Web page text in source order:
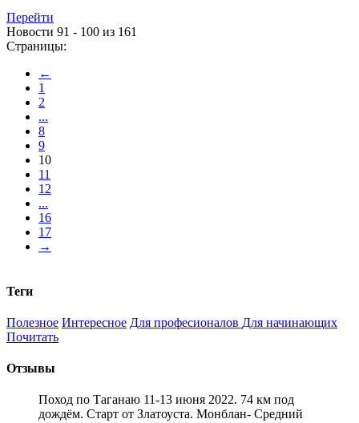
Перейти
Новости 91 - 100 из 161
Страницы:
←
1
2
...
8
9
10
11
12
...
16
17
→
Теги
Полезное Интересное Для професионалов Для начинающих
Почитать
Отзывы
Поход по Таганаю 11-13 июня 2022. 74 км под
дождём. Старт от Златоуста. Монблан- Средний